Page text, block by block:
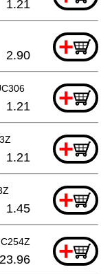
1.21
+
2.90
+
1.21
+
1.21
+
1.45
+
23.96